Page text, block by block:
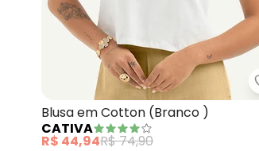
Blusa em Cotton (Branco )
CATIVA
R$ 44,94R$ 74,90